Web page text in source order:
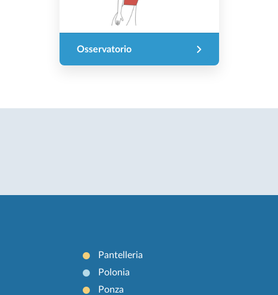
Osservatorio
Pantelleria
Polonia
Ponza